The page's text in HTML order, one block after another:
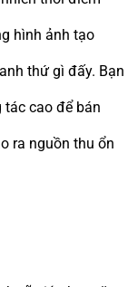
hình ảnh tạo
thứ gì đấy. Bạn
cao để bán
ra nguồn thu ổn